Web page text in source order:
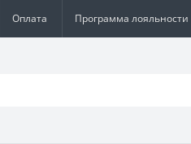
Оплата Программа лояльности